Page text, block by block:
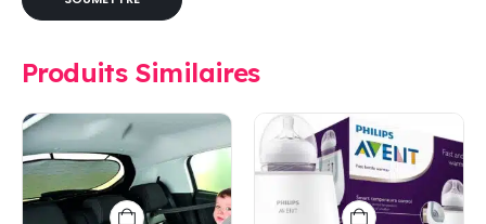
Produits Similaires